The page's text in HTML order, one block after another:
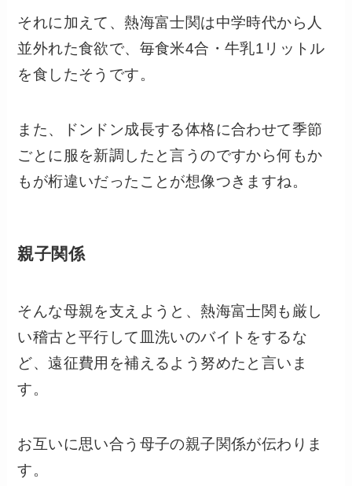
それに加えて、熱海富士関は中学時代から人
並外れた食欲で、毎食米4合・牛乳1リットル
を食したそうです。
また、ドンドン成長する体格に合わせて季節
ごとに服を新調したと言うのですから何もか
もが桁違いだったことが想像つきますね。
親子関係
そんな母親を支えようと、熱海富士関も厳し
い稽古と平行して皿洗いのバイトをするな
ど、遠征費用を補えるよう努めたと言いま
す。
お互いに思い合う母子の親子関係が伝わりま
す。